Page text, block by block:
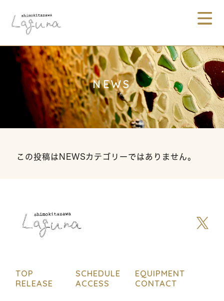
NEWS
この投稿はNEWSカテゴリーではありません。
TOP SCHEDULE
EQUIPMENT
RELEASE
ACCESS CONTACT